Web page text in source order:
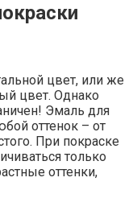
цвет, или же
цвет. Однако
Эмаль для
оттенок – от
При покраске
только
оттенки,